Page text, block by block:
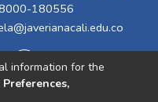
180556
information for the